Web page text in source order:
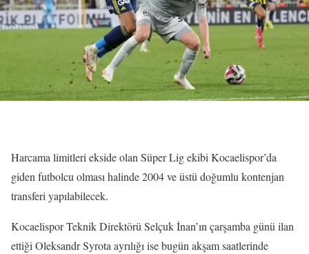
Harcama limitleri ekside olan Süper Lig ekibi Kocaelispor’da
giden futbolcu olması halinde 2004 ve üstü doğumlu kontenjan
transferi yapılabilecek.
Kocaelispor Teknik Direktörü Selçuk İnan’ın çarşamba günü ilan
ettiği Oleksandr Syrota ayrılığı ise bugün akşam saatlerinde